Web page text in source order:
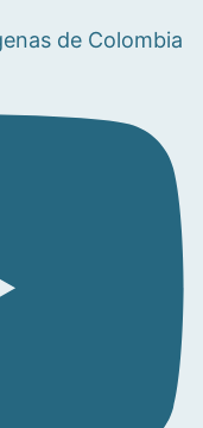
de Colombia